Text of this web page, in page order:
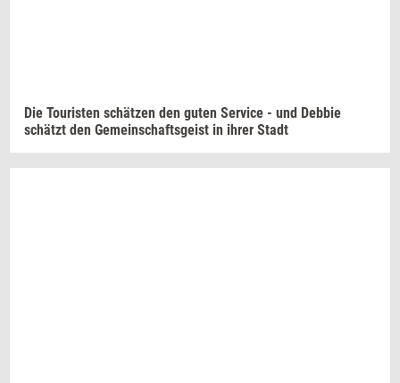
Die Touri­sten schätzen den guten Ser­vi­ce - und Deb­bie
schätzt den Ge­me­in­s­chafts­gei­st in ihrer Stadt